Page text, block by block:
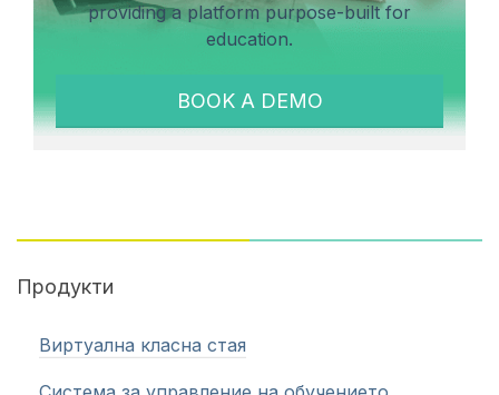
providing a platform purpose-built for
education.
BOOK A DEMO
Продукти
Виртуална класна стая